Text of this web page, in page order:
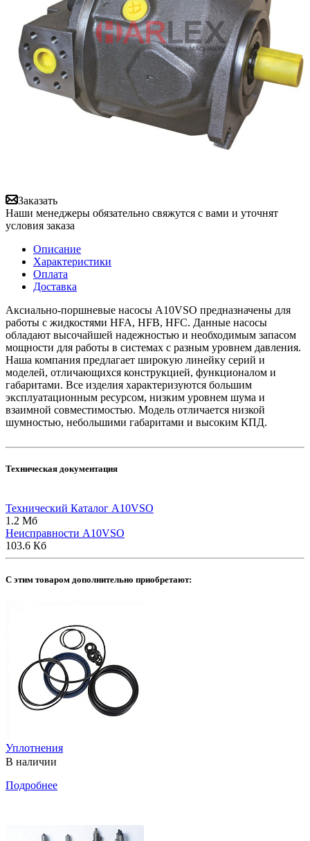
Заказать
Наши менеджеры обязательно свяжутся с вами и уточнят
условия заказа
Описание
Характеристики
Оплата
Доставка
Аксиально-поршневые насосы A10VSO предназначены для
работы с жидкостями HFA, HFB, HFC. Данные насосы
обладают высочайшей надежностью и необходимым запасом
мощности для работы в системах с разным уровнем давления.
Наша компания предлагает широкую линейку серий и
моделей, отличающихся конструкцией, функционалом и
габаритами. Все изделия характеризуются большим
эксплуатационным ресурсом, низким уровнем шума и
взаимной совместимостью. Модель отличается низкой
шумностью, небольшими габаритами и высоким КПД.
Техническая документация
Технический Каталог A10VSO
1.2 Мб
Неисправности A10VSO
103.6 Кб
C этим товаром дополнительно приобретают:
Уплотнения
В наличии
Подробнее